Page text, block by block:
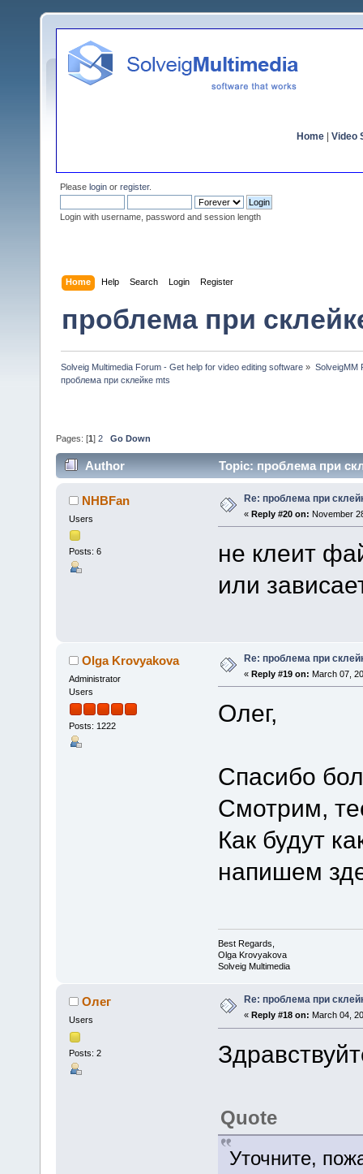
Home Video
Please login or register.
Login with username, password and session length
Home Help Search Login Register
проблема при
Solveig Multimedia Forum - Get help for video editing software » SolveigMM
проблема при склейке mts
Pages: [1 ] 2 Go Down
Author Topic: проблема при
NHBFan
Users
Posts: 6
Re: проблема при
« Reply #20 on: November
не клеит
или
Olga Krovyakova
Administrator
Users
Posts: 1222
Re: проблема при
« Reply #19 on: March 07,
Олег,
Спасибо
Смотрим,
Как будут
напишем
Best Regards,
Olga Krovyakova
Solveig Multimedia
Олег
Users
Posts: 2
Re: проблема при
« Reply #18 on: March 04,
Quote
Уточните,